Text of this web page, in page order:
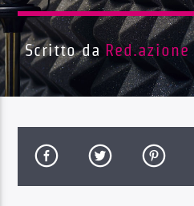
Traccia corrente
Titolo
Artista
Scritto da Red.azione